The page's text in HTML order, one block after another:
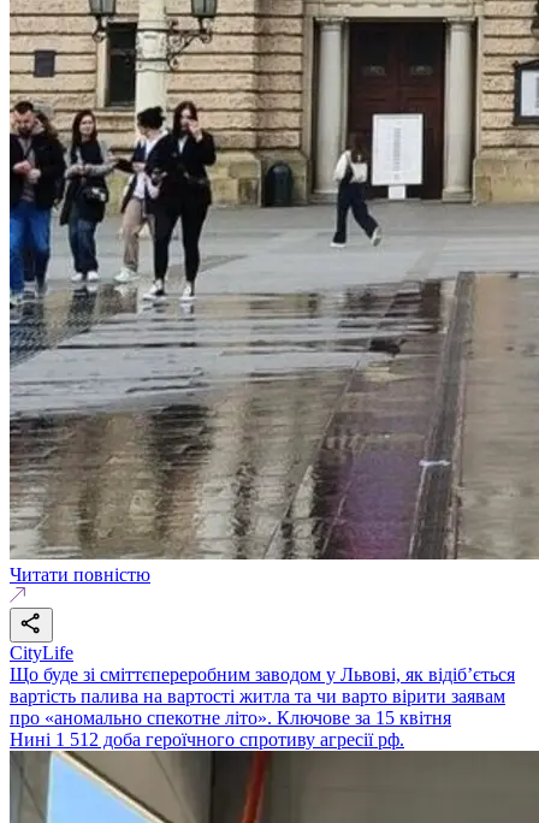
Читати повністю
CityLife
Що буде зі сміттєпереробним заводом у Львові, як відіб’ється
вартість палива на вартості житла та чи варто вірити заявам
про «аномально спекотне літо». Ключове за 15 квітня
Нині 1 512 доба героїчного спротиву агресії рф.